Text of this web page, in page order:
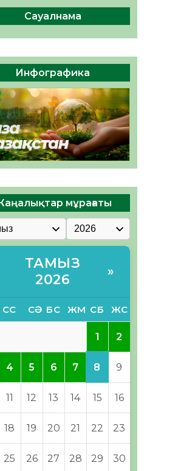
Рүстемұлы облыс
кеңесшісі болып
43 0
Сауалнама
Инфографика
мұрағаты
ТАМЫЗ
2026
»
СС СӘ БС ЖМ СБ ЖС
1 2
4 5 6 7 8 9
11 12 13 14 15 16
18 19 20 21 22 23
25 26 27 28 29 30